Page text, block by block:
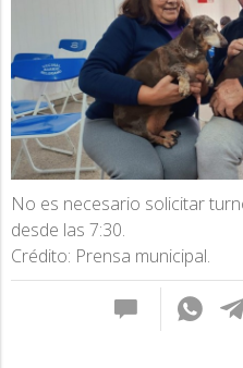
No es necesario solicitar
desde las 7:30.
Crédito: Prensa municipal.